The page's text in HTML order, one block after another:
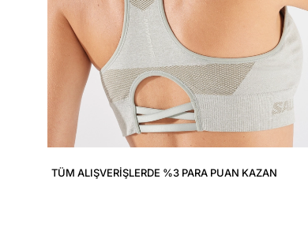
TÜM ALIŞVERIŞLERDE %3 PARA PUAN KAZAN